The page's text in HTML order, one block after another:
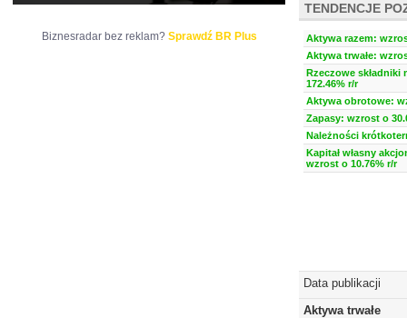
TENDENCJE
Aktywa razem:
Aktywa trwałe:
Rzeczowe składniki
172.46% r/r
Aktywa obrotowe:
Zapasy: wzrost o
Należności
Kapitał własny
wzrost o 10.76% r/r
Data publikacji
Aktywa trwałe
Biznesradar bez reklam? Sprawdź BR Plus